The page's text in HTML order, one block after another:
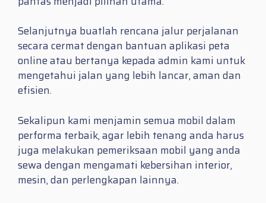
Selanjutnya buatlah rencana jalur perjalanan
secara cermat dengan bantuan aplikasi peta
online atau bertanya kepada admin kami untuk
mengetahui jalan yang lebih lancar, aman dan
efisien.
Sekalipun kami menjamin semua mobil dalam
performa terbaik, agar lebih tenang anda harus
juga melakukan pemeriksaan mobil yang anda
sewa dengan mengamati kebersihan interior,
mesin, dan perlengkapan lainnya.